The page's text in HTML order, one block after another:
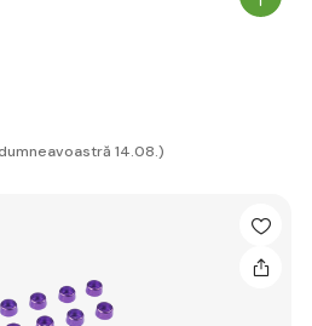
14.08.)